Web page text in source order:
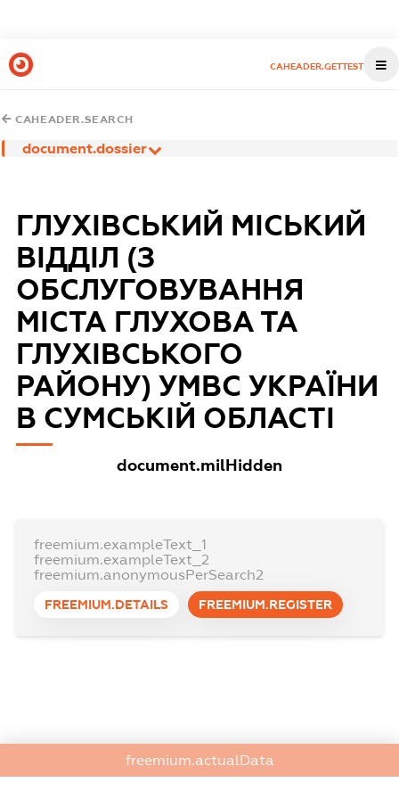
CAHEADER.GETTEST
CAHEADER.SEARCH
document.dossier
ГЛУХІВСЬКИЙ МІСЬКИЙ
ВІДДІЛ (З
ОБСЛУГОВУВАННЯ
МІСТА ГЛУХОВА ТА
ГЛУХІВСЬКОГО
РАЙОНУ) УМВС УКРАЇНИ
В СУМСЬКІЙ ОБЛАСТІ
document.milHidden
freemium.exampleText_1
freemium.exampleText_2
freemium.anonymousPerSearch2
FREEMIUM.DETAILS FREEMIUM.REGISTER
freemium.actualData